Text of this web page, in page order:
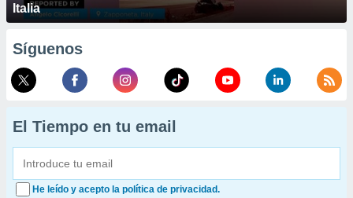
Italia
Síguenos
El Tiempo en tu email
He leído y acepto la política de privacidad.